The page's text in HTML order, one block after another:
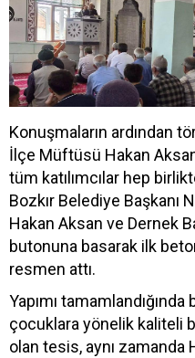
Konuşmaların ardından
İlçe Müftüsü Hakan
tüm katılımcılar hep
Bozkır Belediye
Hakan Aksan ve Dernek
butonuna basarak ilk
resmen attı.
Yapımı
çocuklara yönelik kaliteli
olan tesis, aynı